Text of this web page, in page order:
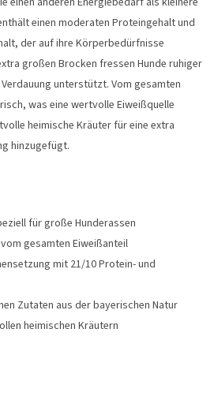
einen moderaten Proteingehalt und
der auf ihre Körperbedürfnisse
großen Brocken fressen Hunde ruhiger
unterstützt. Vom gesamten
was eine wertvolle Eiweißquelle
heimische Kräuter für eine extra
hinzugefügt.
für große Hunderassen
gesamten Eiweißanteil
mit 21/10 Protein- und
Zutaten aus der bayerischen Natur
heimischen Kräutern